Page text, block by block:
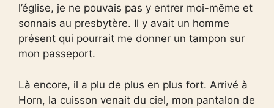
l’église, je ne pouvais pas y entrer moi-même et
sonnais au presbytère. Il y avait un homme
présent qui pourrait me donner un tampon sur
mon passeport.
Là encore, il a plu de plus en plus fort. Arrivé à
Horn, la cuisson venait du ciel, mon pantalon de